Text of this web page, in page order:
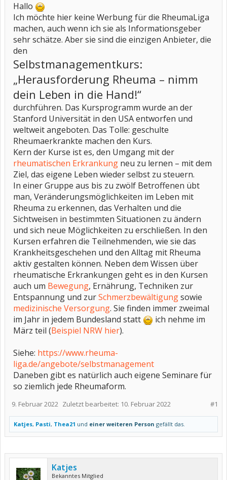
Hallo
Ich möchte hier keine Werbung für die RheumaLiga
machen, auch wenn ich sie als Informationsgeber
sehr schätze. Aber sie sind die einzigen Anbieter, die
den
Selbstmanagementkurs:
„Herausforderung Rheuma – nimm
dein Leben in die Hand!“
durchführen. Das Kursprogramm wurde an der
Stanford Universität in den USA entworfen und
weltweit angeboten. Das Tolle: geschulte
Rheumaerkrankte machen den Kurs.
Kern der Kurse ist es, den Umgang mit der
rheumatischen Erkrankung neu zu lernen – mit dem
Ziel, das eigene Leben wieder selbst zu steuern.
In einer Gruppe aus bis zu zwölf Betroffenen übt
man, Veränderungsmöglichkeiten im Leben mit
Rheuma zu erkennen, das Verhalten und die
Sichtweisen in bestimmten Situationen zu ändern
und sich neue Möglichkeiten zu erschließen. In den
Kursen erfahren die Teilnehmenden, wie sie das
Krankheitsgeschehen und den Alltag mit Rheuma
aktiv gestalten können. Neben dem Wissen über
rheumatische Erkrankungen geht es in den Kursen
auch um Bewegung, Ernährung, Techniken zur
Entspannung und zurSchmerzbewältigungsowie
medizinische Versorgung. Sie finden immer zweimal
im Jahr in jedem Bundesland statt
ich nehme im
März teil (Beispiel NRW hier).
Siehe: https://www.rheuma-
liga.de/angebote/selbstmanagement
Daneben gibt es natürlich auch eigene Seminare für
so ziemlich jede Rheumaform.
#1
9. Februar 2022 Zuletzt bearbeitet: 10. Februar 2022
Katjes, Pasti, Thea21 und einer weiteren Person gefällt das.
Katjes
Bekanntes Mitglied